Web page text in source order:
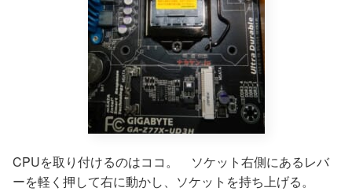
CPUを取り付けるのはココ。 ソケット右側にあるレバ
ーを軽く押して右に動かし、ソケットを持ち上げる。